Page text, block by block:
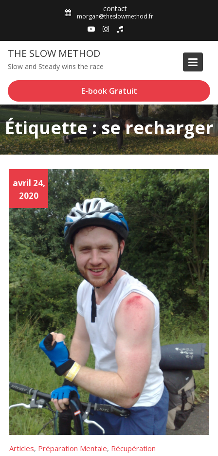
contact
morgan@theslowmethod.fr
THE SLOW METHOD
Slow and Steady wins the race
E-book Gratuit
Étiquette : se recharger
avril 24,
2020
Articles, Préparation Mentale, Récupération